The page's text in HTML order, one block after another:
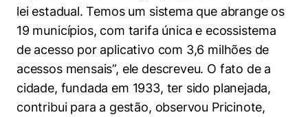
lei estadual. Temos um sistema que abrange os
19 municípios, com tarifa única e ecossistema
de acesso por aplicativo com 3,6 milhões de
acessos mensais”, ele descreveu. O fato de a
cidade, fundada em 1933, ter sido planejada,
contribui para a gestão, observou Pricinote,
Cookies de preferências de usuário